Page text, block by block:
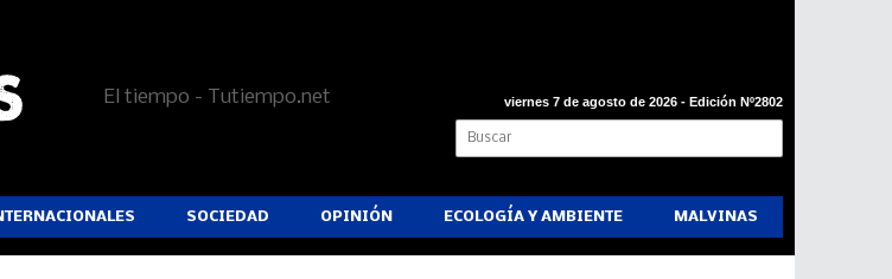
El tiempo - Tutiempo.net viernes 7 de agosto de 2026 - Edición Nº2802
SOCIEDAD OPINIÓN ECOLOGÍA Y AMBIENTE MALVINAS